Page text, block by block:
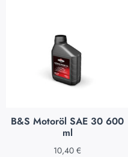
B&S Motoröl SAE 30 600
ml
10,40 €